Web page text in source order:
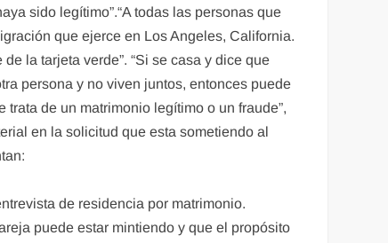
sido legítimo”.“A todas las personas que
que ejerce en Los Angeles, California.
la tarjeta verde”. “Si se casa y dice que
persona y no viven juntos, entonces puede
de un matrimonio legítimo o un fraude”,
en la solicitud que esta sometiendo al
de residencia por matrimonio.
puede estar mintiendo y que el propósito